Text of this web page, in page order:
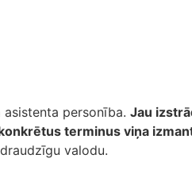
personība. Jau
terminus viņa
valodu.